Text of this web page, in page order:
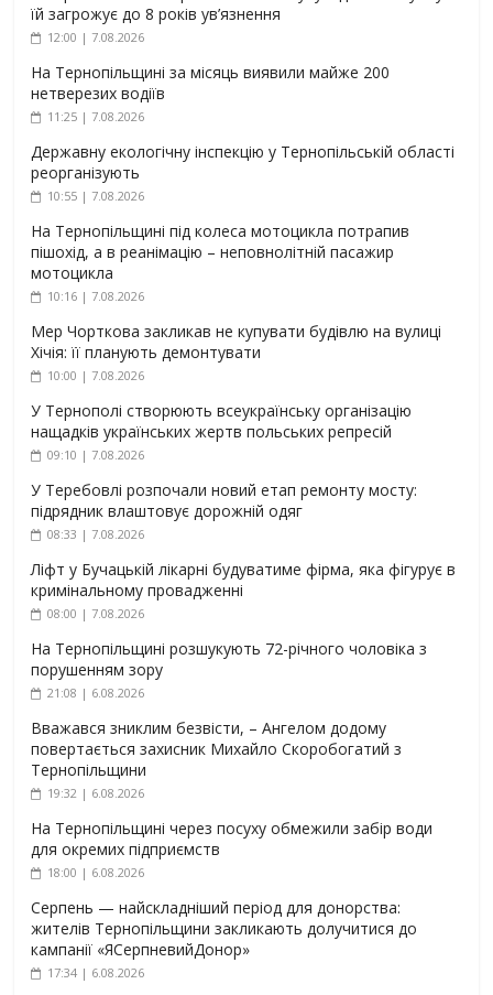
їй загрожує до 8 років ув’язнення
12:00 | 7.08.2026
На Тернопільщині за місяць виявили майже 200
нетверезих водіїв
11:25 | 7.08.2026
Державну екологічну інспекцію у Тернопільській області
реорганізують
10:55 | 7.08.2026
На Тернопільщині під колеса мотоцикла потрапив
пішохід, а в реанімацію – неповнолітній пасажир
мотоцикла
10:16 | 7.08.2026
Мер Чорткова закликав не купувати будівлю на вулиці
Хічія: її планують демонтувати
10:00 | 7.08.2026
У Тернополі створюють всеукраїнську організацію
нащадків українських жертв польських репресій
09:10 | 7.08.2026
У Теребовлі розпочали новий етап ремонту мосту:
підрядник влаштовує дорожній одяг
08:33 | 7.08.2026
Ліфт у Бучацькій лікарні будуватиме фірма, яка фігурує в
кримінальному провадженні
08:00 | 7.08.2026
На Тернопільщині розшукують 72-річного чоловіка з
порушенням зору
21:08 | 6.08.2026
Вважався зниклим безвісти, – Ангелом додому
повертається захисник Михайло Скоробогатий з
Тернопільщини
19:32 | 6.08.2026
На Тернопільщині через посуху обмежили забір води
для окремих підприємств
18:00 | 6.08.2026
Серпень — найскладніший період для донорства:
жителів Тернопільщини закликають долучитися до
кампанії «ЯСерпневийДонор»
17:34 | 6.08.2026